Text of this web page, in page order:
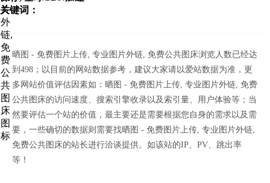
关键词：
晒图 - 免费图片上传, 专业图片外链, 免费公共图床浏览人数已经达
到498；以目前的网站数据参考，建议大家请以爱站数据为准，更
多网站价值评估因素如：晒图 - 免费图片上传, 专业图片外链, 免费
公共图床的访问速度、搜索引擎收录以及索引量、用户体验等；当
然要评估一个站的价值，最主要还是需要根据您自身的需求以及需
要，一些确切的数据则需要找晒图 - 免费图片上传, 专业图片外链,
免费公共图床的站长进行洽谈提供。如该站的IP、PV、跳出率
等！